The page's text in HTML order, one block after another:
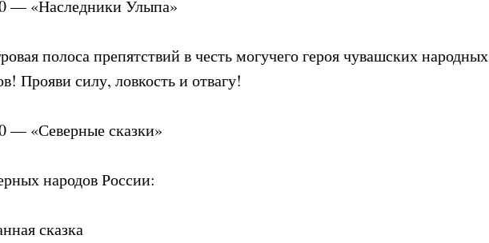
— «Наследники Улыпа»
полоса препятствий в честь могучего героя чувашских народных
Прояви силу, ловкость и отвагу!
— «Северные сказки»
народов России:
сказка